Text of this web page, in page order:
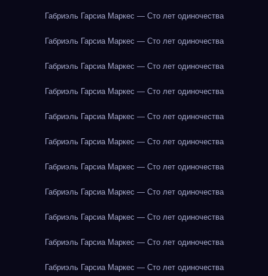
Габриэль Гарсиа Маркес — Сто лет одиночества
Габриэль Гарсиа Маркес — Сто лет одиночества
Габриэль Гарсиа Маркес — Сто лет одиночества
Габриэль Гарсиа Маркес — Сто лет одиночества
Габриэль Гарсиа Маркес — Сто лет одиночества
Габриэль Гарсиа Маркес — Сто лет одиночества
Габриэль Гарсиа Маркес — Сто лет одиночества
Габриэль Гарсиа Маркес — Сто лет одиночества
Габриэль Гарсиа Маркес — Сто лет одиночества
Габриэль Гарсиа Маркес — Сто лет одиночества
Габриэль Гарсиа Маркес — Сто лет одиночества